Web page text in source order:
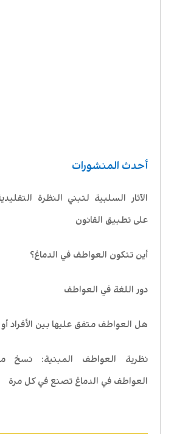
أحدث المنشورات
الآثار السلبية لتبني النظرة
على تطبيق القانون
أين تتكون العواطف في الدماغ؟
دور اللغة في العواطف
هل العواطف متفق عليها بين الأفراد أو
نظرية العواطف المبنية: نسخ
العواطف في الدماغ تصنع في كل مرة